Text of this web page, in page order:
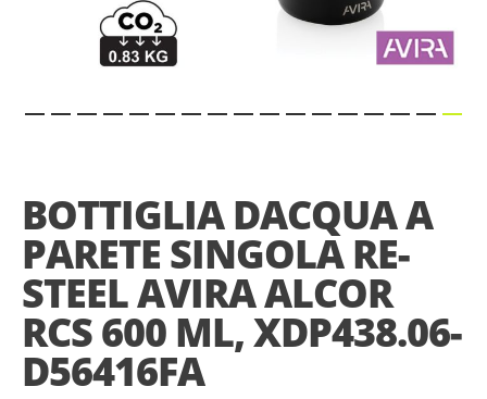
beginning
of
the
images
gallery
BOTTIGLIA DACQUA A
PARETE SINGOLA RE-
STEEL AVIRA ALCOR
RCS 600 ML, XDP438.06-
D56416FA